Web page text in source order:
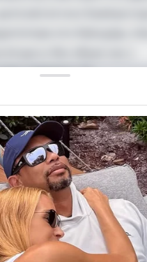
οχήματος. Το…